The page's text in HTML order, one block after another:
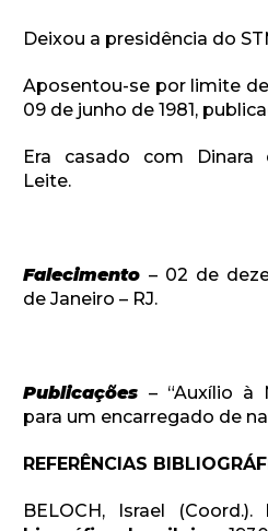
Deixou a presidência do
Aposentou-se por limite
09 de junho de 1981,
Era casado com Dinara
Leite.
Falecimento – 02 de
de Janeiro – RJ.
Publicações – “Auxílio à
para um encarregado de
REFERÊNCIAS
BELOCH, Israel (Coord.).